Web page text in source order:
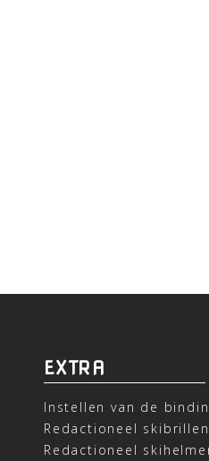
EXTRA
Instellen van de
Redactioneel skibrillen
Redactioneel